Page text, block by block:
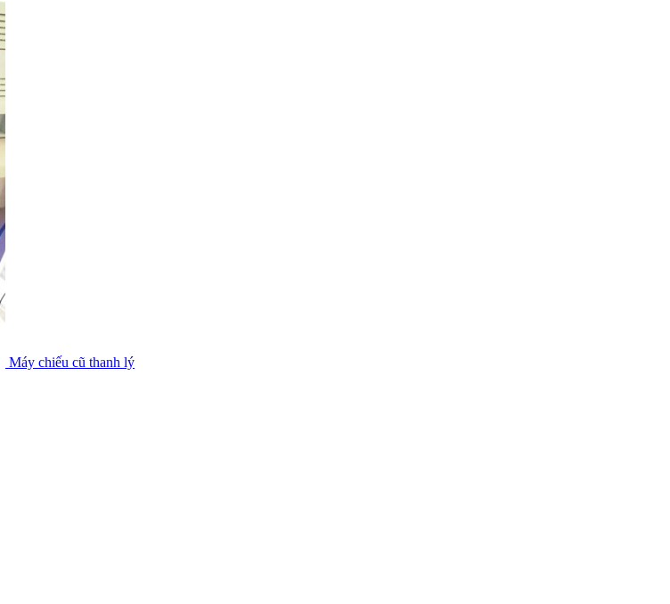
Máy chiếu cũ thanh lý